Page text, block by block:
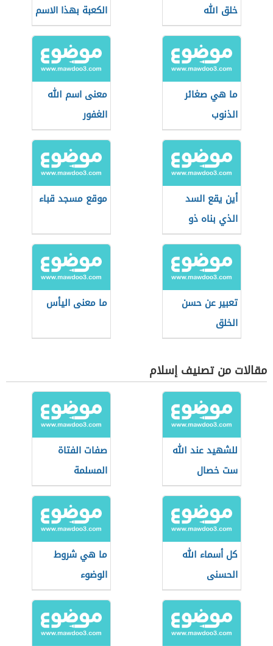
خلق الله
الكعبة بهذا الاسم
ما هي صغائر
الذنوب
معنى اسم الله
الغفور
أين يقع السد
الذي بناه ذو
القرنين
موقع مسجد قباء
تعبير عن حسن
الخلق
ما معنى اليأس
مقالات من تصنيف إسلام
للشهيد عند الله
ست خصال
صفات الفتاة
المسلمة
كل أسماء الله
الحسنى
ما هي شروط
الوضوء